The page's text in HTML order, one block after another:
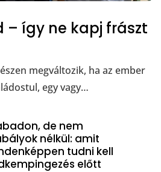
– így ne kapj frászt
megváltozik, ha az ember
egy vagy…
de nem
nélkül: amit
tudni kell
előtt